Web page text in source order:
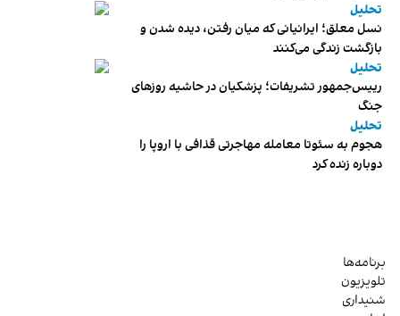
تحلیل
نسل معلق؛ ایرانیانی که میان رفتن، دیده شدن و
بازگشت زندگی می‌کنند
تحلیل
رییس‌جمهور تشریفات؛ پزشکیان در حاشیه روزهای
جنگ
تحلیل
هجوم به سئوتا معامله مهاجرتی قذافی با اروپا را
دوباره زنده کرد
برنامه‌ها
تلویزیون
شنیداری